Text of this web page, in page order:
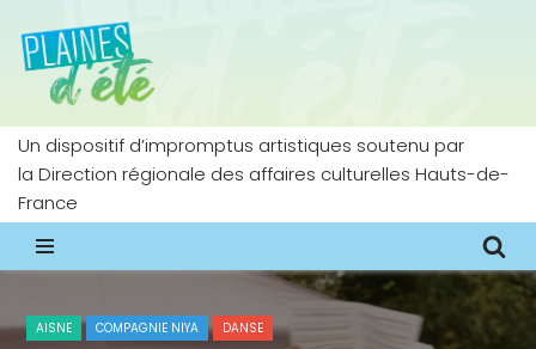
Aller
contenu
Un dispositif d’impromptus artistiques soutenu par
la Direction régionale des affaires culturelles Hauts-de-
France
CIRQUE COMPAGNIE CIRCOGRAPHIE